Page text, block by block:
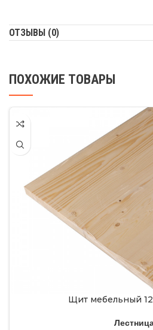
ОТЗЫВЫ (0)
ПОХОЖИЕ ТОВАРЫ
Щит мебельный